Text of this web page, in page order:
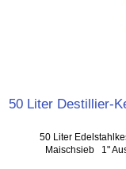
50 Liter Destillier-
50 Liter
Maischsieb 1"